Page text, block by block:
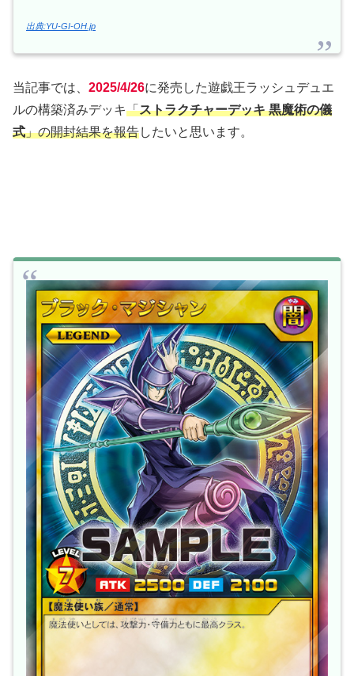
出典:YU-GI-OH.jp
当記事では、 2025/4/26に発売した遊戯王ラッシュデュエ
ルの構築済みデッキ「ストラクチャーデッキ 黒魔術の儀
式」の開封結果を報告したいと思います。